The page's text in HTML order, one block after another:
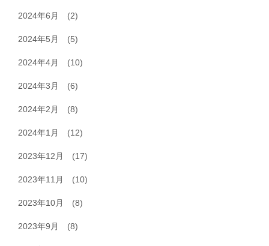
2024年6月 (2)
2024年5月 (5)
2024年4月 (10)
2024年3月 (6)
2024年2月 (8)
2024年1月 (12)
2023年12月 (17)
2023年11月 (10)
2023年10月 (8)
2023年9月 (8)